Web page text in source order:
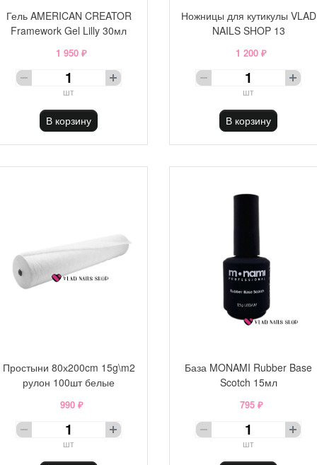
Гель AMERICAN CREATOR
Framework Gel Lilly 30мл
1 950 ₽
шт
В корзину
Ножницы для кутикулы VLAD
NAILS SHOP 13
1 200 ₽
шт
В корзину
Простыни 80х200cm 15g\m2
рулон 100шт белые
990 ₽
шт
База MONAMI Rubber Base
Scotch 15мл
795 ₽
шт